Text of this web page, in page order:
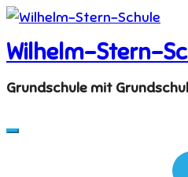
Skip
to
content
Wilhelm-Stern-
Grundschule mit